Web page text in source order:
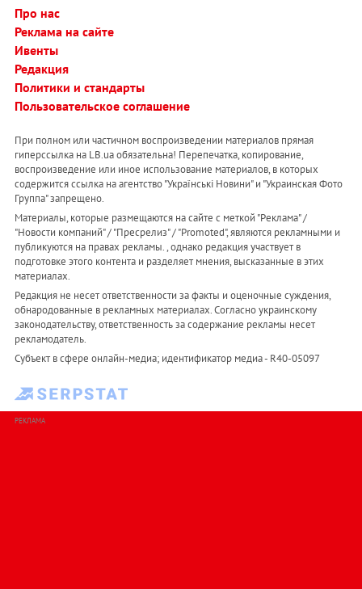
Про нас
Реклама на сайте
Ивенты
Редакция
Политики и стандарты
Пользовательское соглашение
При полном или частичном воспроизведении материалов прямая
гиперссылка на LB.ua обязательна! Перепечатка, копирование,
воспроизведение или иное использование материалов, в которых
содержится ссылка на агентство "Українськi Новини" и "Украинская Фото
Группа" запрещено.
Материалы, которые размещаются на сайте с меткой "Реклама" /
"Новости компаний" / "Пресрелиз" / "Promoted", являются рекламными и
публикуются на правах рекламы. , однако редакция участвует в
подготовке этого контента и разделяет мнения, высказанные в этих
материалах.
Редакция не несет ответственности за факты и оценочные суждения,
обнародованные в рекламных материалах. Согласно украинскому
законодательству, ответственность за содержание рекламы несет
рекламодатель.
Субъект в сфере онлайн-медиа; идентификатор медиа - R40-05097
РЕКЛАМА